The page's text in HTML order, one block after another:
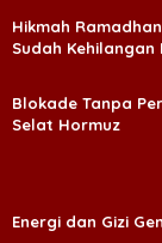
Hikmah
Sudah Kehilangan
Blokade Tanpa
Selat Hormuz
Energi dan Gizi